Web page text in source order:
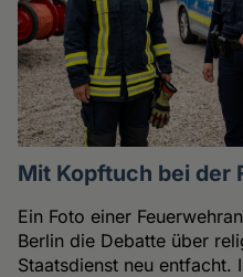
Mit Kopftuch bei der
Ein Foto einer
Berlin die Debatte über
Staatsdienst neu entfacht.